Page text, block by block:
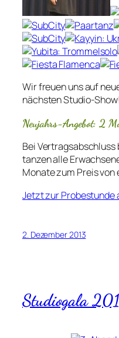
Wir freuen uns auf
nächsten Studio-Show!
Neujahrs-Angebot: 2
Bei Vertragsabschluss
tanzen alle
Monate zum Preis von
Jetzt zur Probestunde
2. Dezember 2013
Studiogala